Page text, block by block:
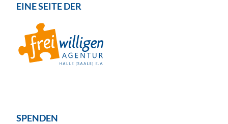
EINE SEITE DER
SPENDEN